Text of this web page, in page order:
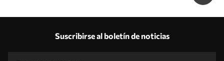
Suscribirse al boletín de noticias